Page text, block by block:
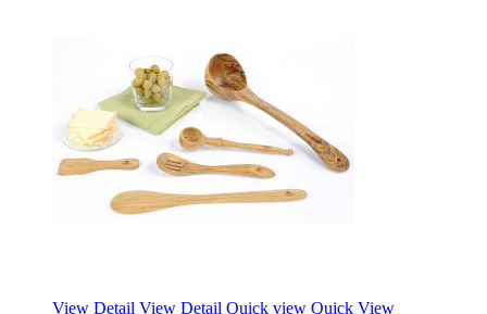
View Detail View Detail Quick view Quick View